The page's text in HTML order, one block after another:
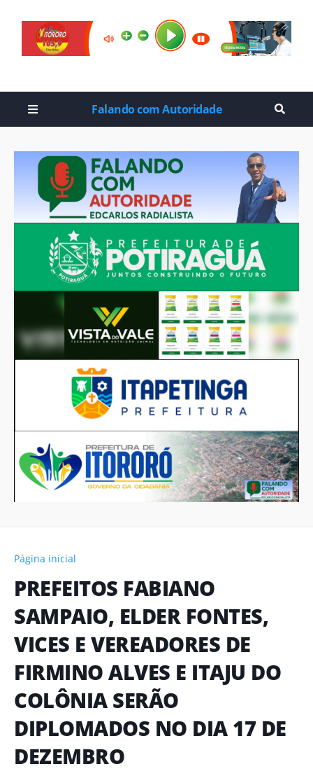
Falando com Autoridade
Página inicial
PREFEITOS FABIANO
SAMPAIO, ELDER FONTES,
VICES E VEREADORES DE
FIRMINO ALVES E ITAJU DO
COLÔNIA SERÃO
DIPLOMADOS NO DIA 17 DE
DEZEMBRO